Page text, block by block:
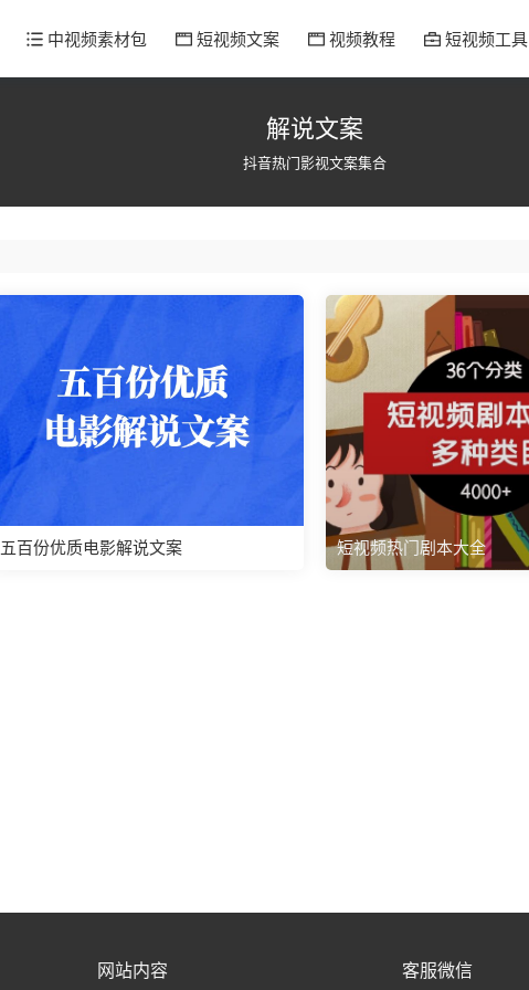
中视频素材包 短视频文案 视频教程 短视频工具
解说文案
抖音热门影视文案集合
五百份优质电影解说文案 短视频热门剧本大全
网站内容 客服微信